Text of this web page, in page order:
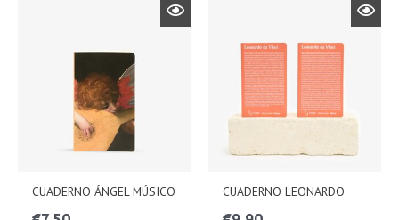
CUADERNO ÁNGEL MÚSICO CUADERNO LEONARDO